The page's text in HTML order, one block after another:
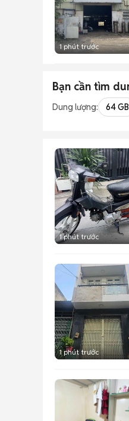
1 phút trước
Bạn cần tìm
Dung lượng: 64 GB
1 phút trước
1 phút trước